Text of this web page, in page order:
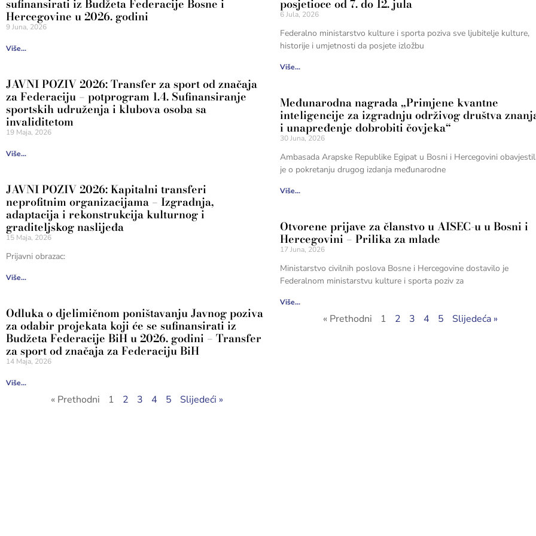
sufinansirati iz Budžeta Federacije Bosne i
Hercegovine u 2026. godini
9 Juna, 2026
Više...
JAVNI POZIV 2026: Transfer za sport od značaja
za Federaciju – potprogram 1.4. Sufinansiranje
sportskih udruženja i klubova osoba sa
invaliditetom
19 Maja, 2026
Više...
JAVNI POZIV 2026: Kapitalni transferi
neprofitnim organizacijama – Izgradnja,
adaptacija i rekonstrukcija kulturnog i
graditeljskog naslijeđa
15 Maja, 2026
Prijavni obrazac:
Više...
Odluka o djelimičnom poništavanju Javnog poziva
za odabir projekata koji će se sufinansirati iz
Budžeta Federacije BiH u 2026. godini – Transfer
za sport od značaja za Federaciju BiH
14 Maja, 2026
Više...
« Prethodni 1 2 3 4 5 Slijedeći »
posjetioce od 7. do 12. jula
6 Jula, 2026
Federalno ministarstvo kulture i sporta poziva sve ljubitelje kulture,
historije i umjetnosti da posjete izložbu
Više...
Međunarodna nagrada „Primjene kvantne
inteligencije za izgradnju održivog društva
i unapređenje dobrobiti čovjeka“
30 Juna, 2026
Ambasada Arapske Republike Egipat u Bosni i Hercegovini
je o pokretanju drugog izdanja međunarodne
Više...
Otvorene prijave za članstvo u AISEC-u u Bosni i
Hercegovini – Prilika za mlade
17 Juna, 2026
Ministarstvo civilnih poslova Bosne i Hercegovine dostavilo je
Federalnom ministarstvu kulture i sporta poziv za
Više...
« Prethodni 1 2 3 4 5 Slijedeća »